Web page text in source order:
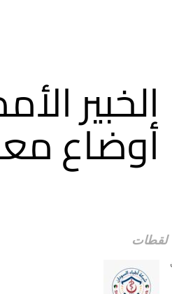
الخبير
أوضاع
لقطات